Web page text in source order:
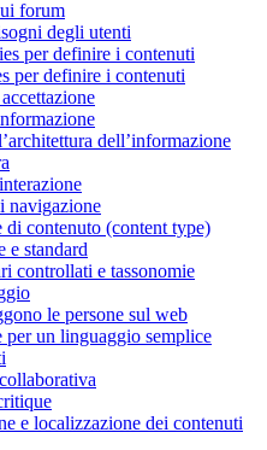
forum
degli utenti
per definire i contenuti
per definire i contenuti
dell’informazione
navigazione
contenuto (content type)
e standard
controllati e tassonomie
le persone sul web
per un linguaggio semplice
e localizzazione dei contenuti